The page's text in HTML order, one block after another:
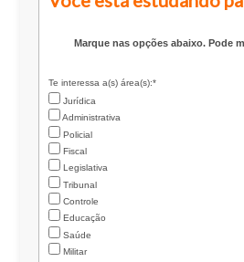
Marque nas opções abaixo. Pode
Te interessa a(s) área(s):*
Jurídica
Administrativa
Policial
Fiscal
Legislativa
Tribunal
Controle
Educação
Saúde
Militar